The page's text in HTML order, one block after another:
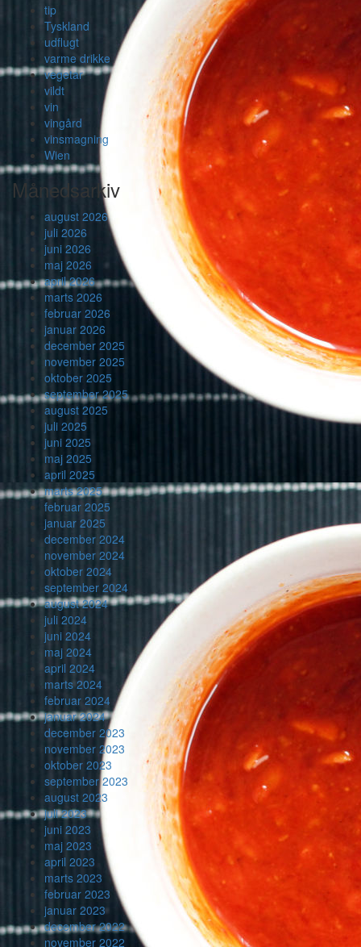
tip
Tyskland
udflugt
varme drikke
vegetar
vildt
vin
vingård
vinsmagning
Wien
Månedsarkiv
august 2026
juli 2026
juni 2026
maj 2026
april 2026
marts 2026
februar 2026
januar 2026
december 2025
november 2025
oktober 2025
september 2025
august 2025
juli 2025
juni 2025
maj 2025
april 2025
marts 2025
februar 2025
januar 2025
december 2024
november 2024
oktober 2024
september 2024
august 2024
juli 2024
juni 2024
maj 2024
april 2024
marts 2024
februar 2024
januar 2024
december 2023
november 2023
oktober 2023
september 2023
august 2023
juli 2023
juni 2023
maj 2023
april 2023
marts 2023
februar 2023
januar 2023
december 2022
november 2022